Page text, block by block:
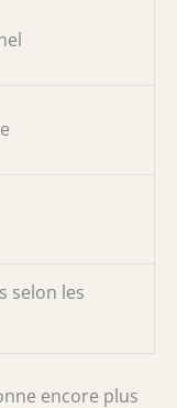
selon les
encore plus